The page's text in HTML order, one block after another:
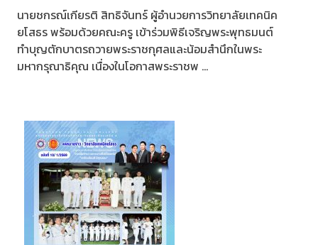
นายชกรณ์เกียรติ สิทธิจันทร์ ผู้อำนวยการวิทยาลัยเทคนิค
ยโสธร พร้อมด้วยคณะครู เข้าร่วมพิธีเจริญพระพุทธมนต์
ทำบุญตักบาตรถวายพระราชกุศลและน้อมสำนึกในพระ
มหากรุณาธิคุณ เนื่องในโอกาสพระราชพ ...